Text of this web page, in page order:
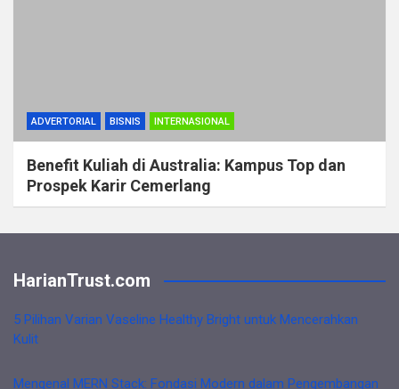
ADVERTORIAL BISNIS INTERNASIONAL
Benefit Kuliah di Australia: Kampus Top dan
Prospek Karir Cemerlang
HarianTrust.com
5 Pilihan Varian Vaseline Healthy Bright untuk Mencerahkan
Kulit
Mengenal MERN Stack: Fondasi Modern dalam Pengembangan